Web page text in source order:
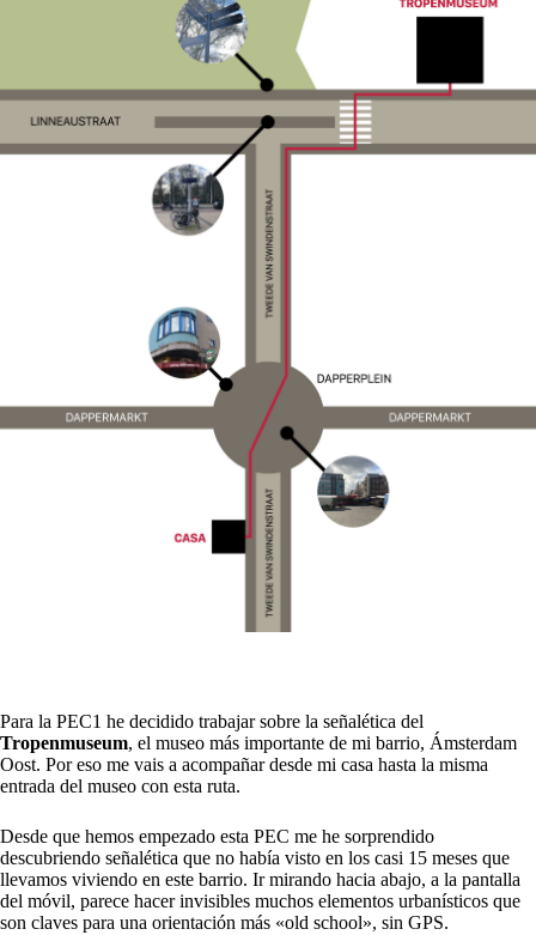
Para la PEC1 he decidido trabajar sobre la señalética del
Tropenmuseum, el museo más importante de mi barrio, Ámsterdam
Oost. Por eso me vais a acompañar desde mi casa hasta la misma
entrada del museo con esta ruta.
Desde que hemos empezado esta PEC me he sorprendido
descubriendo señalética que no había visto en los casi 15 meses que
llevamos viviendo en este barrio. Ir mirando hacia abajo, a la pantalla
del móvil, parece hacer invisibles muchos elementos urbanísticos que
son claves para una orientación más «old school», sin GPS.